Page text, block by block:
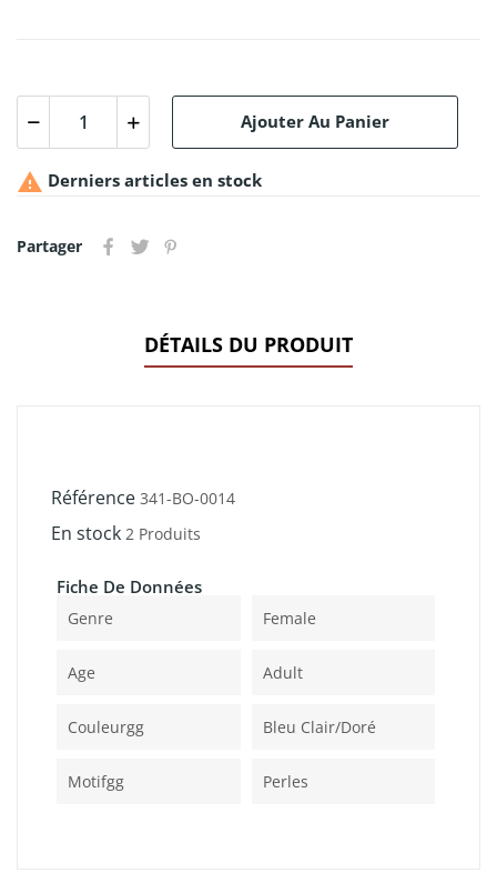
Ajouter Au Panier
 Derniers articles en stock
Partager
DÉTAILS DU PRODUIT
Référence 341-BO-0014
En stock 2 Produits
Fiche De Données
Genre Female
Age Adult
Couleurgg Bleu Clair/doré
Motifgg Perles